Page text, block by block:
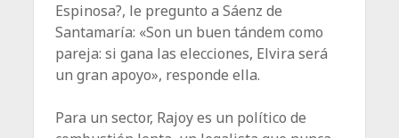
Espinosa?, le pregunto a Sáenz de
Santamaría: «Son un buen tándem como
pareja: si gana las elecciones, Elvira será
un gran apoyo», responde ella.
Para un sector, Rajoy es un político de